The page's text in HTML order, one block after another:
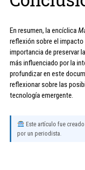
En resumen, la encíclica
reflexión sobre el
importancia de preservar
más influenciado por la
profundizar en este
reflexionar sobre las
tecnología emergente.
Este artículo fue
por un periodista.